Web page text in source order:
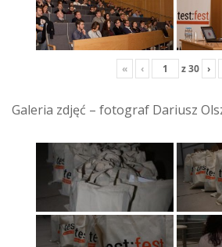
« ‹ z30 ›
Galeria zdjęć – fotograf Dariusz